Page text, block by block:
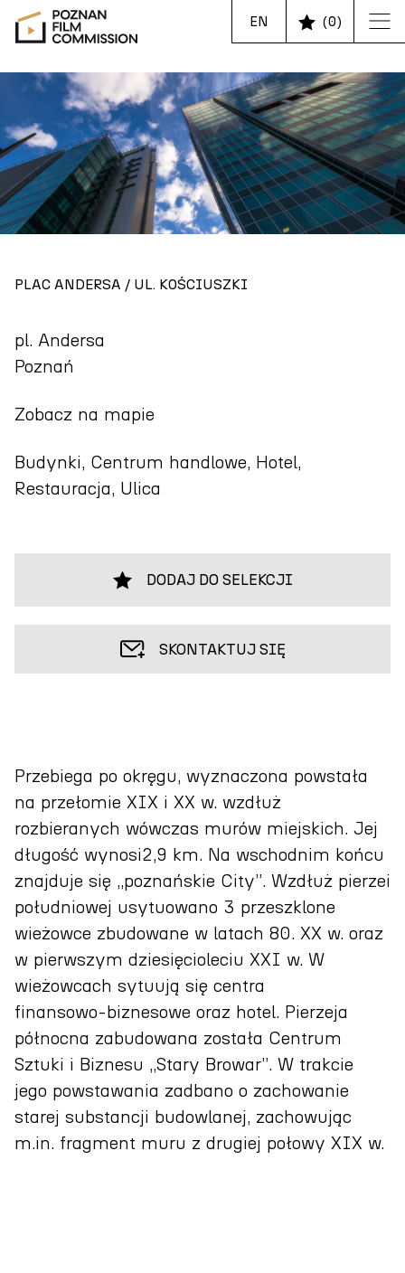
EN (0)
PLAC ANDERSA / UL. KOŚCIUSZKI
pl. Andersa
Poznań
Zobacz na mapie
Budynki, Centrum handlowe, Hotel,
Restauracja, Ulica
DODAJ DO SELEKCJI
SKONTAKTUJ SIĘ
Przebiega po okręgu, wyznaczona powstała
na przełomie XIX i XX w. wzdłuż
rozbieranych wówczas murów miejskich. Jej
długość wynosi2,9 km. Na wschodnim końcu
znajduje się „poznańskie City”. Wzdłuż pierzei
południowej usytuowano 3 przeszklone
wieżowce zbudowane w latach 80. XX w. oraz
w pierwszym dziesięcioleciu XXI w. W
wieżowcach sytuują się centra
finansowo‑biznesowe oraz hotel. Pierzeja
północna zabudowana została Centrum
Sztuki i Biznesu „Stary Browar”. W trakcie
jego powstawania zadbano o zachowanie
starej substancji budowlanej, zachowując
m.in. fragment muru z drugiej połowy XIX w.